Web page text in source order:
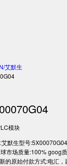
艾默生
模块
默生型号
市场质量:100% goog
的原始付款方式:电汇，